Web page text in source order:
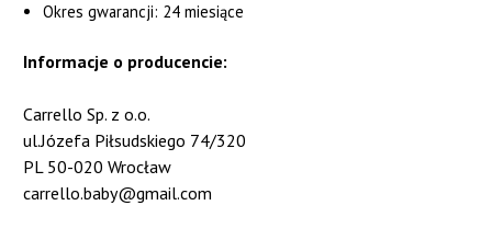
Okres gwarancji: 24 miesiące
Informacje o producencie:
Carrello Sp. z o.o.
ul.Józefa Piłsudskiego 74/320
PL 50-020 Wrocław
carrello.baby@gmail.com